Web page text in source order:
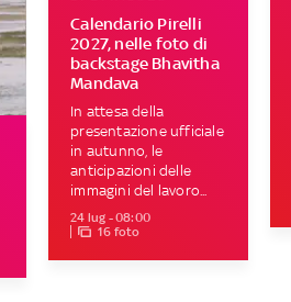
Calendario Pirelli
2027, nelle foto di
backstage Bhavitha
Mandava
In attesa della
presentazione ufficiale
in autunno, le
anticipazioni delle
immagini del lavoro...
24 lug - 08:00
16 foto